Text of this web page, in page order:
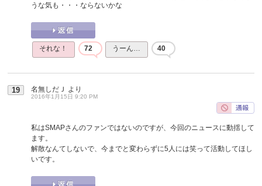
うな気も・・・ならないかな
それな！ 72 うーん… 40
19 名無しだＪ より
2016年1月15日 9:20 PM
私はSMAPさんのファンではないのですが、今回のニュースに動揺して
ます。
解散なんてしないで、今までと変わらずに5人には笑って活動してほし
いです。